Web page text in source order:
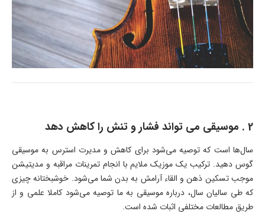
2 . موسیقی می تواند فشار و تنش را کاهش دهد
سال‌ها است که توصیه می‌شود برای کاهش و مدیرت استرس به موسیقی
گوس دهید. ترکیب یک موزیک ملایم با انجام تمرینات مراقبه و مدیتیشن
موجب تسکین ذهن و القاء آرامش به بدن شما می‌شود. خوشبختانه چیزی
که طی سالیان سال، درباره موسیقی به ما توصیه می‌شود کاملا علمی و از
طریق مطالعات مختلفی اثبات شده است.